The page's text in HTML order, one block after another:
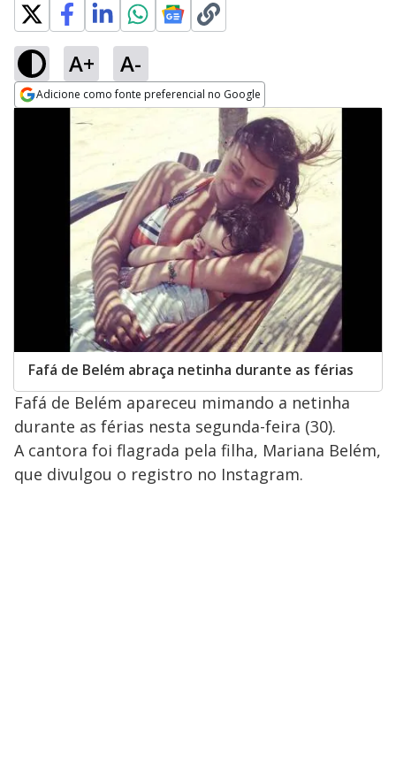
A+ A-
Adicione como fonte preferencial no Google
Opens in new window
Fafá de Belém abraça netinha durante as férias
Fafá de Belém apareceu mimando a netinha
durante as férias nesta segunda-feira (30).
A cantora foi flagrada pela filha, Mariana Belém,
que divulgou o registro no Instagram.